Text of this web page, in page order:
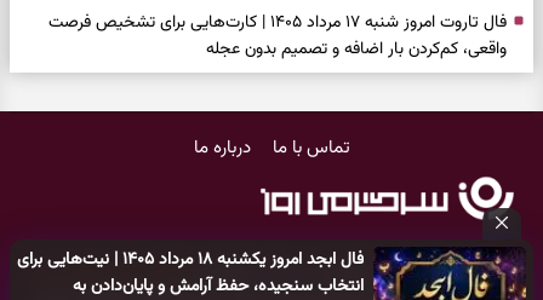
فال ابجد امروز یکشنبه ۱۸ مرداد ۱۴۰۵ | نیت‌هایی برای
انتخاب سنجیده، حفظ آرامش و پایان‌دادن به
فال تاروت امروز شنبه ۱۷ مرداد ۱۴۰۵ | کارت‌هایی برای تشخیص فرصت
واقعی، کم‌کردن بار اضافه و تصمیم بدون عجله
بخوانید
حفظ ارزش‌ها و سبک‌کردن ذهن
تماس با ما درباره ما
کلیه حقوق مادی و معنوی این سایت متعلق بهپایگاه خبری سرگرمی روز